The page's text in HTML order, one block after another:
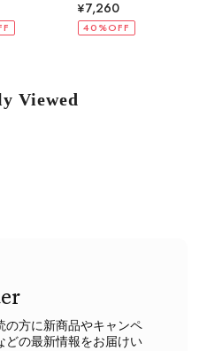
¥6,600
40%OFF
Viewed
の方に新商品やキャンペ
どの最新情報をお届けい